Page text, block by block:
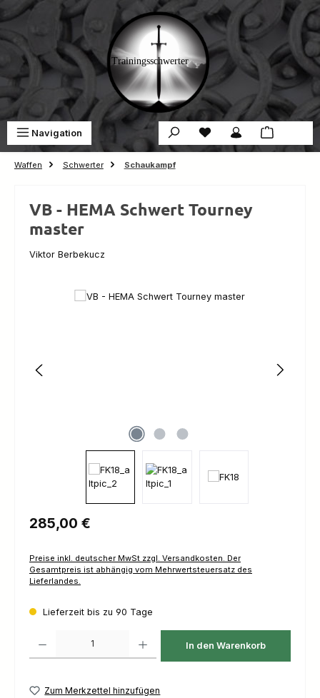
Zum Hauptinhalt springen
Navigation Du hast 0 Produkte auf
Waffen Schwerter Schaukampf
VB - HEMA Schwert Tourney
master
Viktor Berbekucz
Bildergalerie überspringen
Regulärer Preis:
285,00 €
Preise inkl. deutscher MwSt zzgl. Versandkosten. Der
Gesamtpreis ist abhängig vom Mehrwertsteuersatz des
Lieferlandes.
Lieferzeit bis zu 90 Tage
In den Warenkorb
Zum Merkzettel hinzufügen